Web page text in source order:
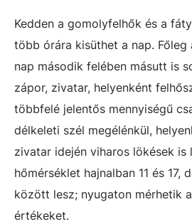
Kedden a gomolyfelhők és a
több órára kisüthet a nap. Főleg
nap második felében másutt is
zápor, zivatar, helyenként
többfelé jelentős mennyiségű
délkeleti szél megélénkül,
zivatar idején viharos lökések is
hőmérséklet hajnalban 11 és 17,
között lesz; nyugaton mérhetik
értékeket.